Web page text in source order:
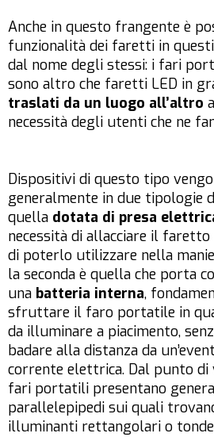
Anche in questo frangente è
funzionalità dei faretti in
dal nome degli stessi: i fari
sono altro che faretti LED in
traslati da un luogo all’altro
necessità degli utenti che ne
Dispositivi di questo tipo
generalmente in due tipologie
quella dotata di presa
necessità di allacciare il
di poterlo utilizzare nella
la seconda è quella che porta
una batteria interna,
sfruttare il faro portatile in
da illuminare a piacimento,
badare alla distanza da
corrente elettrica. Dal punto
fari portatili presentano
parallelepipedi sui quali
illuminanti rettangolari o